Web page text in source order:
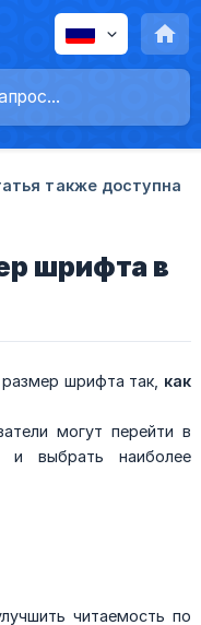
также доступна
шрифта в
шрифта так, как
могут перейти в
и выбрать наиболее
читаемость по